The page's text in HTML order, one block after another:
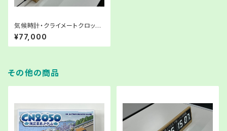
気候時計・クライメートクロッ
ク・Climate Clock（DC1型）
【販売】
¥77,000
その他の商品